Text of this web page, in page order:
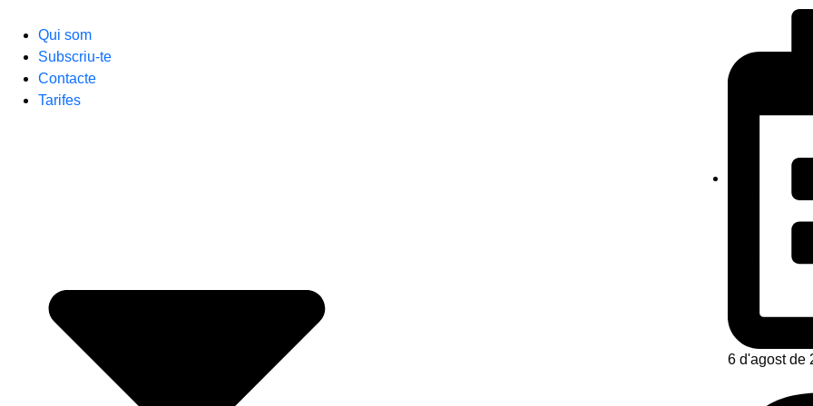
Qui som
Subscriu-te
Contacte
Tarifes
6 d'agost de